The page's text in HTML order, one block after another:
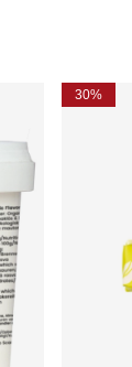
30%